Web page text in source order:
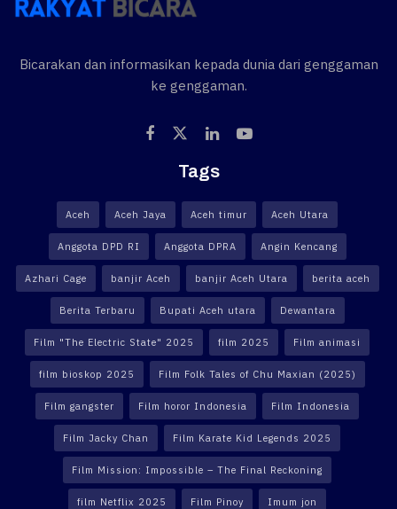
Bicarakan dan informasikan kepada dunia dari genggaman
ke genggaman.
Tags
Aceh Aceh Jaya Aceh timur Aceh Utara
Anggota DPD RI Anggota DPRA Angin Kencang
Azhari Cage banjir Aceh banjir Aceh Utara berita aceh
Berita Terbaru Bupati Aceh utara Dewantara
Film "The Electric State" 2025 film 2025 Film animasi
film bioskop 2025 Film Folk Tales of Chu Maxian (2025)
Film gangster Film horor Indonesia Film Indonesia
Film Jacky Chan Film Karate Kid Legends 2025
Film Mission: Impossible – The Final Reckoning
film Netflix 2025 Film Pinoy Imum jon